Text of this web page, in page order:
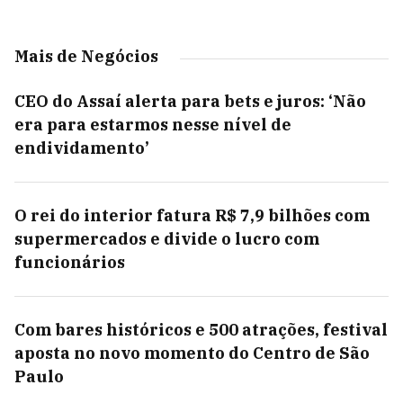
Mais de Negócios
CEO do Assaí alerta para bets e juros: ‘Não
era para estarmos nesse nível de
endividamento’
O rei do interior fatura R$ 7,9 bilhões com
supermercados e divide o lucro com
funcionários
Com bares históricos e 500 atrações, festival
aposta no novo momento do Centro de São
Paulo